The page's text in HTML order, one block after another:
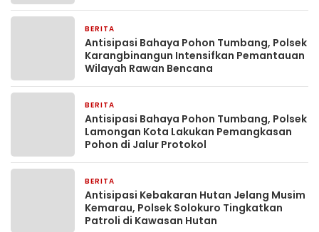
BERITA
Antisipasi Bahaya Pohon Tumbang, Polsek
Karangbinangun Intensifkan Pemantauan
Wilayah Rawan Bencana
BERITA
Antisipasi Bahaya Pohon Tumbang, Polsek
Lamongan Kota Lakukan Pemangkasan
Pohon di Jalur Protokol
BERITA
Antisipasi Kebakaran Hutan Jelang Musim
Kemarau, Polsek Solokuro Tingkatkan
Patroli di Kawasan Hutan